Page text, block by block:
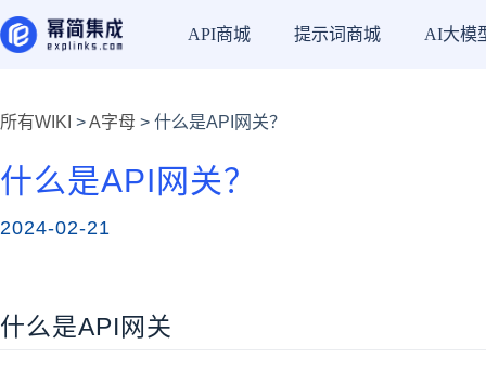
API商城 提示词商城 AI大模
所有WIKI >A字母 > 什么是API网关？
什么是API网关？
2024-02-21
什么是API网关